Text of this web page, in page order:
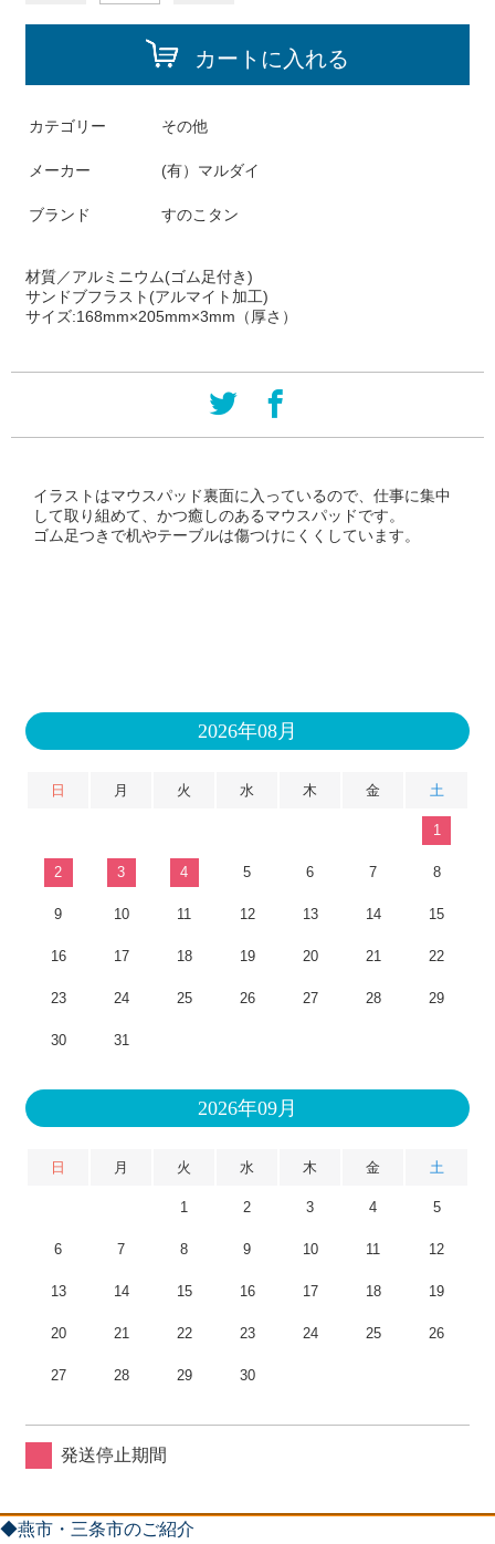
カートに入れる
カテゴリー その他
メーカー (有）マルダイ
ブランド すのこタン
材質／アルミニウム(ゴム足付き)
サンドブフラスト(アルマイト加工)
サイズ:168mm×205mm×3mm（厚さ）
イラストはマウスパッド裏面に入っているので、仕事に集中
して取り組めて、かつ癒しのあるマウスパッドです。
ゴム足つきで机やテーブルは傷つけにくくしています。
2026年08月
日 月 火 水 木 金 土
1
2 3 4 5 6 7 8
9 10 11 12 13 14 15
16 17 18 19 20 21 22
23 24 25 26 27 28 29
30 31
2026年09月
日 月 火 水 木 金 土
1 2 3 4 5
6 7 8 9 10 11 12
13 14 15 16 17 18 19
20 21 22 23 24 25 26
27 28 29 30
発送停止期間
◆燕市・三条市のご紹介